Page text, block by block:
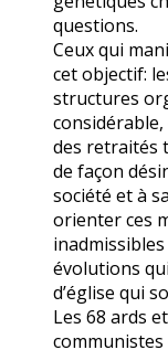
questions.
Ceux qui
cet objectif:
structures
des retraités
de façon
société et à
orienter ces
évolutions
d’église qui
Les 68 ards